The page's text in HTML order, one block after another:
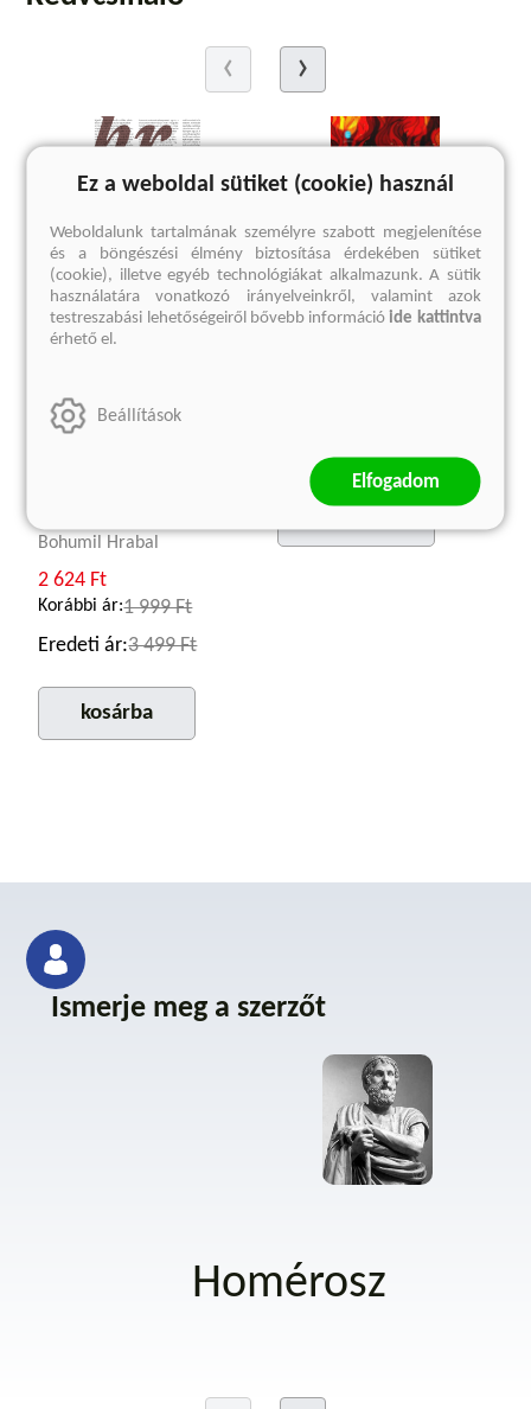
Szigorúan ellenőrzött
vonatok - Táncórák
Bohumil Hrabal
2 624 Ft
Korábbi ár:1 999 Ft
Eredeti ár:3 499 Ft
kosárba
Eredeti ár:5 499 Ft
Ismerje meg a szerzőt
Homérosz
Ez a weboldal sütiket (cookie) használ
Weboldalunk tartalmának személyre szabott megjelenítése
és a böngészési élmény biztosítása érdekében sütiket
(cookie), illetve egyéb technológiákat alkalmazunk. A sütik
használatára vonatkozó irányelveinkről, valamint azok
testreszabási lehetőségeiről bővebb információide kattintva
érhető el.
Beállítások
Elfogadom